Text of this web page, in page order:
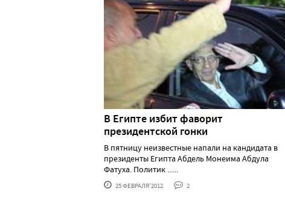
В Египте избит фаворит
президентской гонки
В пятницу неизвестные напали на кандидата в
президенты Египта Абдель Монеима Абдула
Фатуха. Политик ......
25 ФЕВРАЛЯ'2012 2